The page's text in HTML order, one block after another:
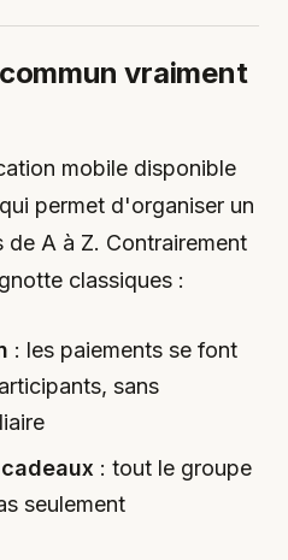
vraiment
mobile disponible
permet d'organiser un
A à Z. Contrairement
classiques :
: les paiements se font
sans
: tout le groupe
seulement